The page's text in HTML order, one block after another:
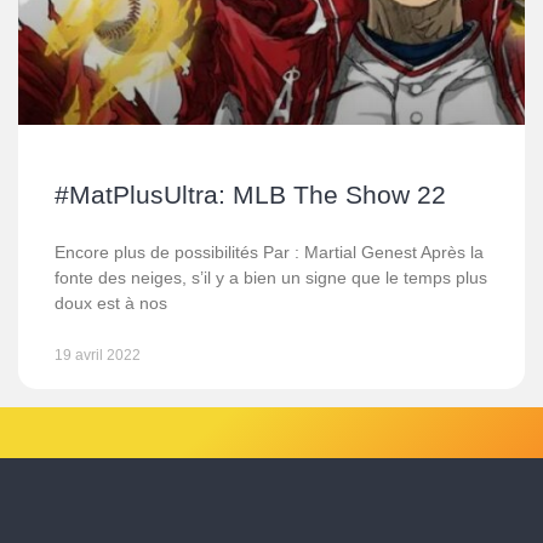
#MatPlusUltra: MLB The Show 22
Encore plus de possibilités Par : Martial Genest Après la
fonte des neiges, s’il y a bien un signe que le temps plus
doux est à nos
19 avril 2022